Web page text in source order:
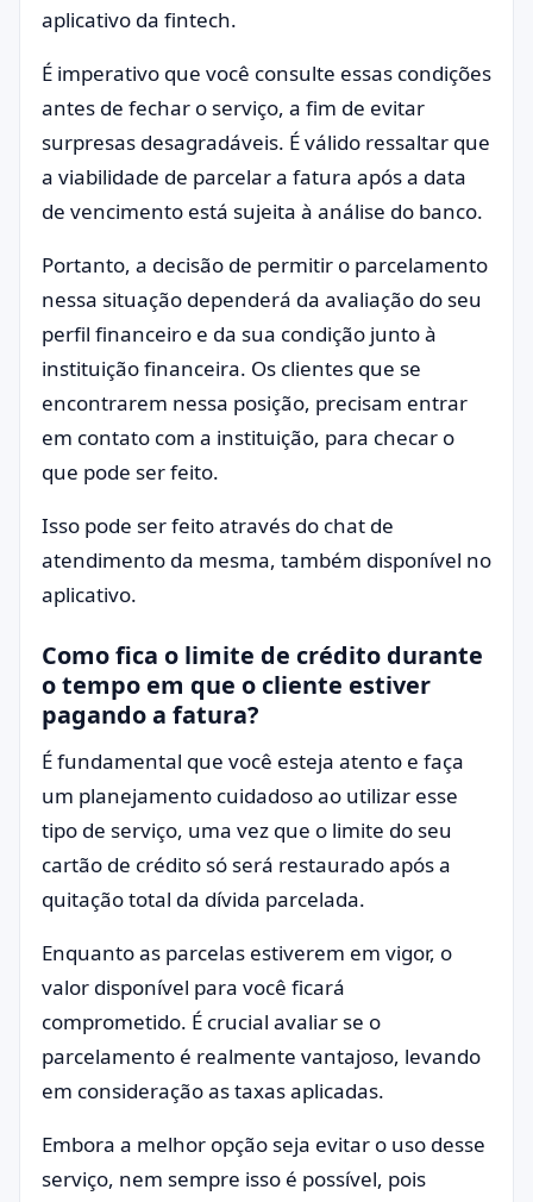
aplicativo da fintech.
É imperativo que você consulte essas condições
antes de fechar o serviço, a fim de evitar
surpresas desagradáveis. É válido ressaltar que
a viabilidade de parcelar a fatura após a data
de vencimento está sujeita à análise do banco.
Portanto, a decisão de permitir o parcelamento
nessa situação dependerá da avaliação do seu
perfil financeiro e da sua condição junto à
instituição financeira. Os clientes que se
encontrarem nessa posição, precisam entrar
em contato com a instituição, para checar o
que pode ser feito.
Isso pode ser feito através do chat de
atendimento da mesma, também disponível no
aplicativo.
Como fica o limite de crédito durante
o tempo em que o cliente estiver
pagando a fatura?
É fundamental que você esteja atento e faça
um planejamento cuidadoso ao utilizar esse
tipo de serviço, uma vez que o limite do seu
cartão de crédito só será restaurado após a
quitação total da dívida parcelada.
Enquanto as parcelas estiverem em vigor, o
valor disponível para você ficará
comprometido. É crucial avaliar se o
parcelamento é realmente vantajoso, levando
em consideração as taxas aplicadas.
Embora a melhor opção seja evitar o uso desse
serviço, nem sempre isso é possível, pois